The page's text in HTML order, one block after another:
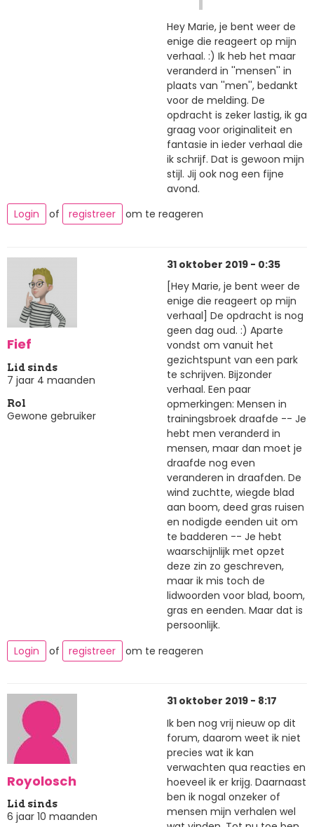
Hey Marie, je bent weer de
enige die reageert op mijn
verhaal. :) Ik heb het maar
veranderd in ''mensen'' in
plaats van ''men'', bedankt
voor de melding. De
opdracht is zeker lastig, ik ga
graag voor originaliteit en
fantasie in ieder verhaal die
ik schrijf. Dat is gewoon mijn
stijl. Jij ook nog een fijne
avond.
Login
of registreer om te reageren
Fief
Lid sinds
7 jaar 4 maanden
Rol
Gewone gebruiker
31 oktober 2019 - 0:35
[Hey Marie, je bent weer de
enige die reageert op mijn
verhaal] De opdracht is nog
geen dag oud. :) Aparte
vondst om vanuit het
gezichtspunt van een park
te schrijven. Bijzonder
verhaal. Een paar
opmerkingen: Mensen in
trainingsbroek draafde -- Je
hebt men veranderd in
mensen, maar dan moet je
draafde nog even
veranderen in draafden. De
wind zuchtte, wiegde blad
aan boom, deed gras ruisen
en nodigde eenden uit om
te badderen -- Je hebt
waarschijnlijk met opzet
deze zin zo geschreven,
maar ik mis toch de
lidwoorden voor blad, boom,
gras en eenden. Maar dat is
persoonlijk.
Login
of registreer om te reageren
Royolosch
Lid sinds
6 jaar 10 maanden
31 oktober 2019 - 8:17
Ik ben nog vrij nieuw op dit
forum, daarom weet ik niet
precies wat ik kan
verwachten qua reacties en
hoeveel ik er krijg. Daarnaast
ben ik nogal onzeker of
mensen mijn verhalen wel